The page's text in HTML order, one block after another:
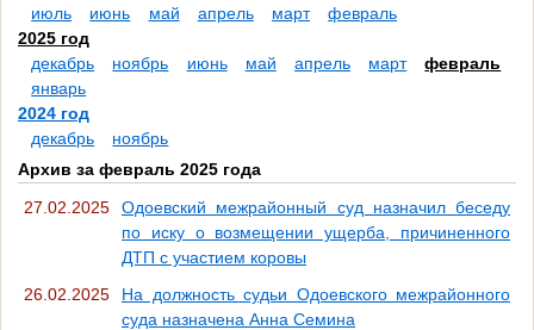
июль
июнь май апрель март
февраль
2025 год
декабрь
ноябрь июнь май апрель март
февраль
январь
2024 год
декабрь
ноябрь
Архив за февраль 2025 года
27.02.2025
Одоевский межрайонный суд назначил беседу
по иску о возмещении ущерба, причиненного
ДТП с участием коровы
26.02.2025
На должность судьи Одоевского межрайонного
суда назначена Анна Семина